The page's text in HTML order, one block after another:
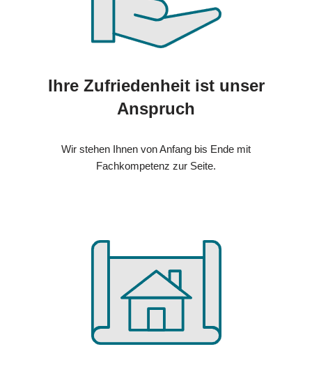
Ihre Zufriedenheit ist unser
Anspruch
Wir stehen Ihnen von Anfang bis Ende mit
Fachkompetenz zur Seite.